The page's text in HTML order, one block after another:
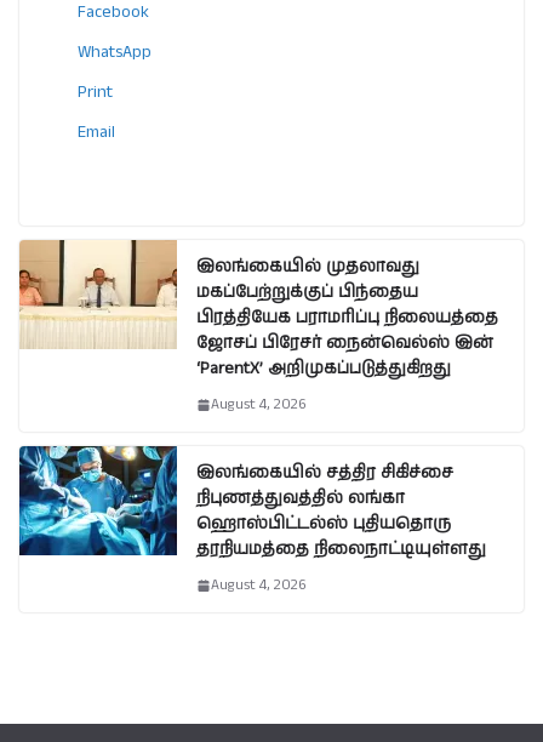
Facebook
WhatsApp
Print
Email
இலங்கையில் முதலாவது
மகப்பேற்றுக்குப் பிந்தைய
பிரத்தியேக பராமரிப்பு நிலையத்தை
ஜோசப் பிரேசர் நைன்வெல்ஸ் இன்
‘ParentX’ அறிமுகப்படுத்துகிறது
August 4, 2026
இலங்கையில் சத்திர சிகிச்சை
நிபுணத்துவத்தில் லங்கா
ஹொஸ்பிட்டல்ஸ் புதியதொரு
தரநியமத்தை நிலைநாட்டியுள்ளது
August 4, 2026